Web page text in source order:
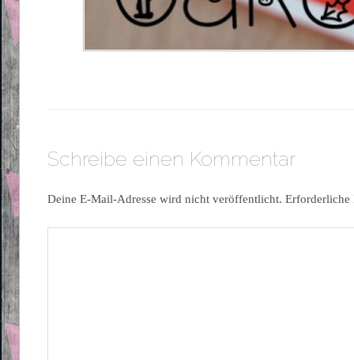
Schreibe einen Kommentar
Deine E-Mail-Adresse wird nicht veröffentlicht.